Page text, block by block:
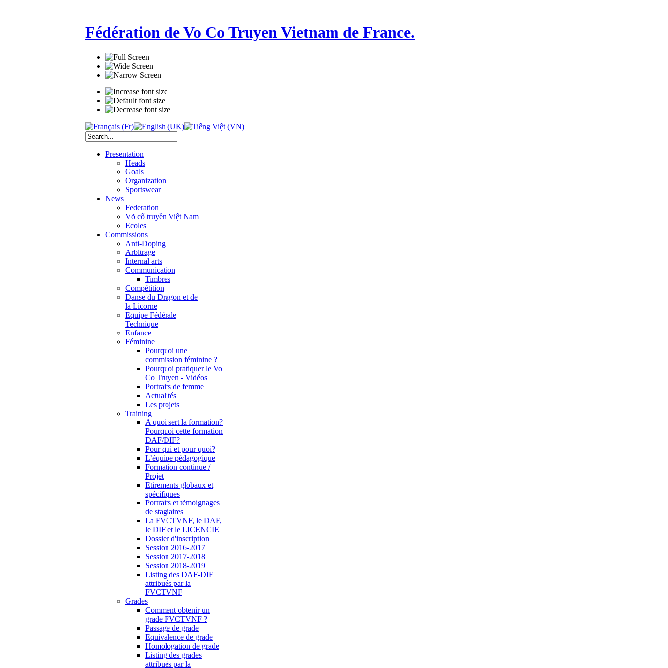
Fédération de Vo Co Truyen Vietnam de France.
Presentation
Heads
Goals
Organization
Sportswear
News
Federation
Võ cổ truyền Việt Nam
Ecoles
Commissions
Anti-Doping
Arbitrage
Internal arts
Communication
Timbres
Compétition
Danse du Dragon et de
la Licorne
Equipe Fédérale
Technique
Enfance
Féminine
Pourquoi une
commission féminine ?
Pourquoi pratiquer le Vo
Co Truyen - Vidéos
Portraits de femme
Actualités
Les projets
Training
A quoi sert la formation?
Pourquoi cette formation
DAF/DIF?
Pour qui et pour quoi?
L’équipe pédagogique
Formation continue /
Projet
Etirements globaux et
spécifiques
Portraits et témoignages
de stagiaires
La FVCTVNF, le DAF,
le DIF et le LICENCIE
Dossier d'inscription
Session 2016-2017
Session 2017-2018
Session 2018-2019
Listing des DAF-DIF
attribués par la
FVCTVNF
Grades
Comment obtenir un
grade FVCTVNF ?
Passage de grade
Equivalence de grade
Homologation de grade
Listing des grades
attribués par la